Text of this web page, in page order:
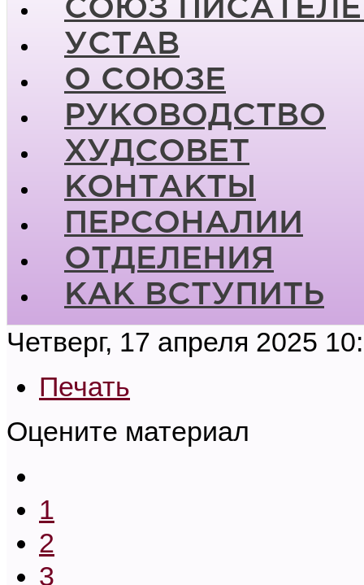
СОЮЗ
УСТАВ
О СОЮЗЕ
РУКОВОДСТВО
ХУДСОВЕТ
КОНТАКТЫ
ПЕРСОНАЛИИ
ОТДЕЛЕНИЯ
КАК ВСТУПИТЬ
Четверг, 17 апреля 2025
Печать
Оцените материал
1
2
3